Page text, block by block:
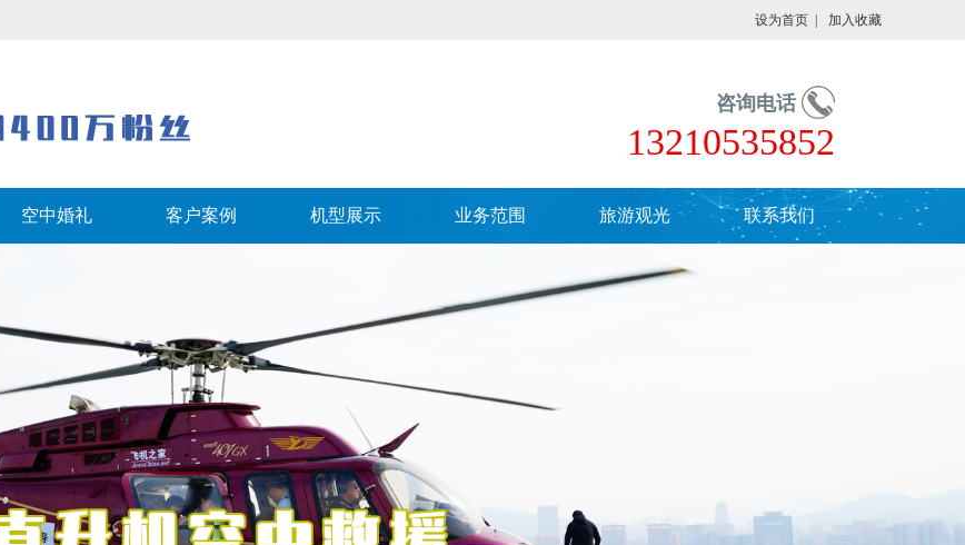
设为首页 加入收藏
咨询电话
13210535852
空中婚礼 客户案例 机型展示 业务范围 旅游观光 联系我们